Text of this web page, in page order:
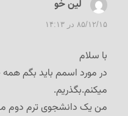
لین خو
۸۵/۱۲/۱۵ در ۱۴:۱۳
با سلام
در مورد اسمم باید بگم
میکنم.بگذریم.
من یک دانشجوی ترم دوم